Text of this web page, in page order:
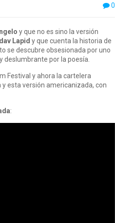
0
y que no es sino la versión
Lapid y que cuenta la historia de
se descubre obsesionada por uno
por la poesía.
Festival y ahora la cartelera
esta versión americanizada, con
: